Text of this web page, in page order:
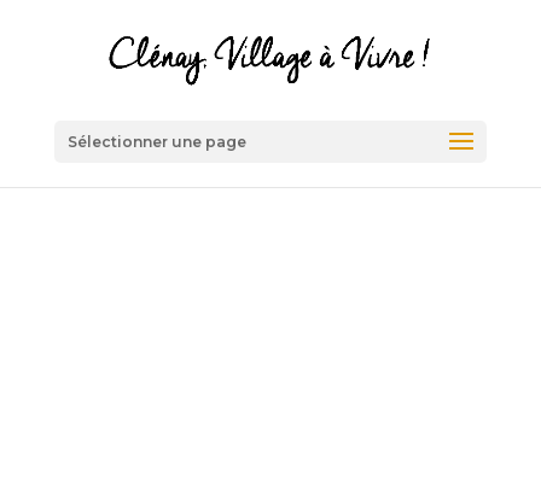
Sélectionner une page